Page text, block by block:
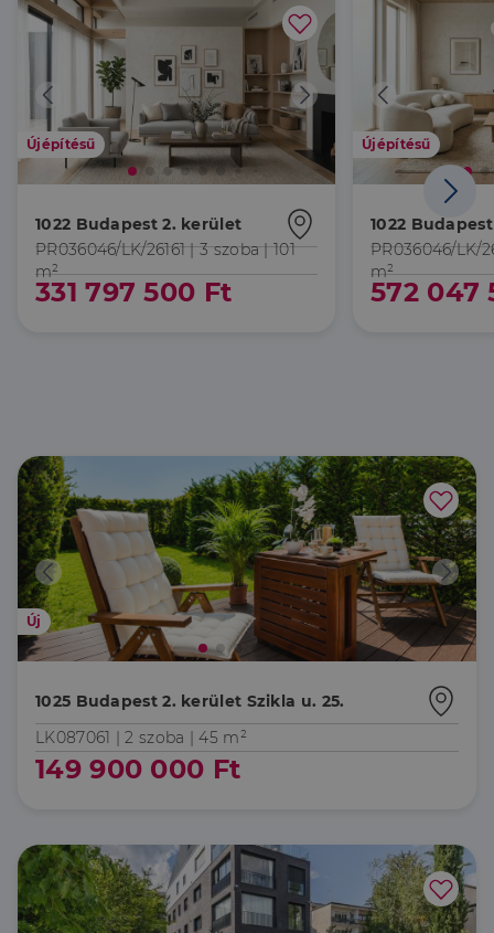
Újépítésű
1022 Budapest 2. kerület
PR036046/LK/26161 |3 szoba| 101
m²
331 797 500 Ft
Újépítésű
1022
PR036046/LK/
m²
572 047
Új
1025 Budapest 2. kerület Szikla u. 25.
LK087061 |2 szoba | 45 m²
149 900 000 Ft